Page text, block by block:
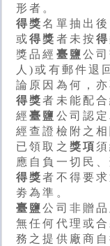
形者。
得獎名單抽出
或得獎 者未按
獎品經 臺鹽公
人)或有郵件退
論原因為何，
得獎者未能配
經臺鹽 公司認
經查證檢附之
已領取之 獎項
應自負一切民
得獎者不得要
劵為準。
臺鹽公司非贈
無任何代理或
務之提供廠商